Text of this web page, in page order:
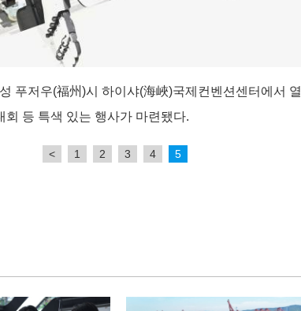
푸저우(福州)시 하이샤(海峽)국제컨벤션센터에서
등 특색 있는 행사가 마련됐다.
< 1 2 3 4 5